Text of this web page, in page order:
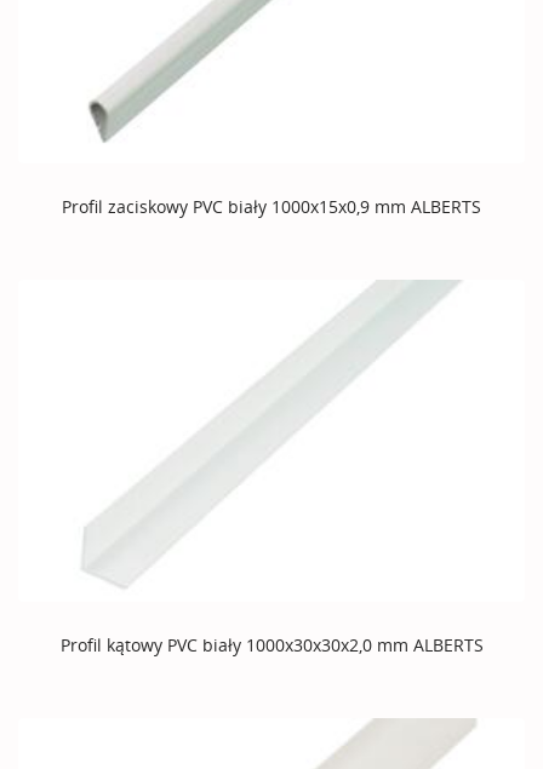
Profil zaciskowy PVC biały 1000x15x0,9 mm ALBERTS
Profil kątowy PVC biały 1000x30x30x2,0 mm ALBERTS